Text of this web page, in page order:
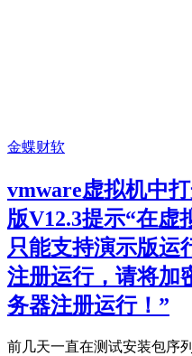
金蝶财软
vmware虚拟机中
版V12.3提示“在虚
只能支持演示版运
注册运行，请将加
务器注册运行！”
前几天一直在测试安装包序